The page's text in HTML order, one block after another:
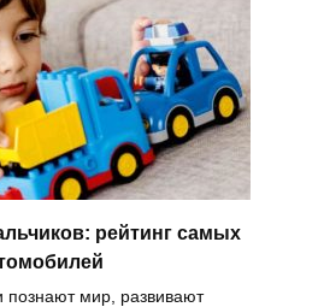
рейтинг самых
познают мир, развивают